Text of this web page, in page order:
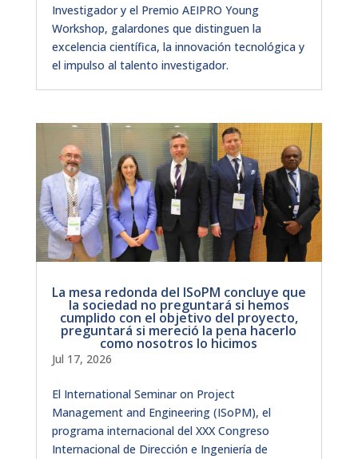
Investigador y el Premio AEIPRO Young
Workshop, galardones que distinguen la
excelencia científica, la innovación tecnológica y
el impulso al talento investigador.
La mesa redonda del ISoPM concluye que
la sociedad no preguntará si hemos
cumplido con el objetivo del proyecto,
preguntará si mereció la pena hacerlo
como nosotros lo hicimos
Jul 17, 2026
El International Seminar on Project
Management and Engineering (ISoPM), el
programa internacional del XXX Congreso
Internacional de Dirección e Ingeniería de